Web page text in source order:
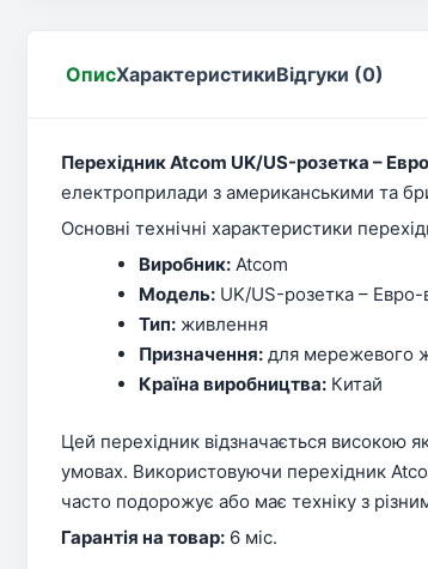
ОписХарактеристикиВідгуки (0)
Перехідник Atcom UK/US-розетка –
електроприлади з американськими та
Основні технічні характеристики
Виробник: Atcom
Модель: UK/US-розетка – Евро-
Тип: живлення
Призначення: для мережевого
Країна виробництва: Китай
Цей перехідник відзначається високою
умовах. Використовуючи перехідник
часто подорожує або має техніку з
Гарантія на товар: 6 міс.